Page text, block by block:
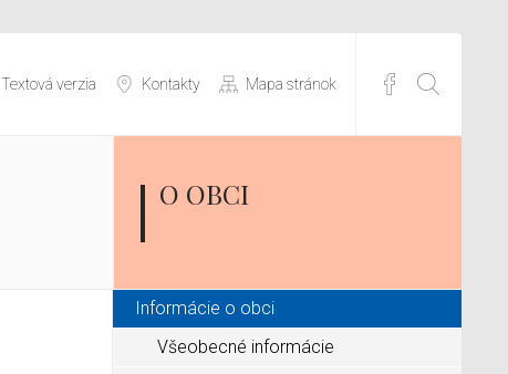
Textová verzia Kontakty Mapa stránok
O OBCI
Informácie o obci
Všeobecné informácie